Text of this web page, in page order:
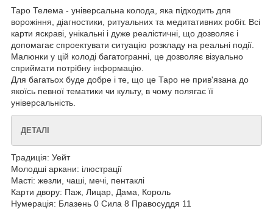
Таро Телема - універсальна колода, яка підходить для
ворожіння, діагностики, ритуальних та медитативних робіт. Всі
карти яскраві, унікальні і дуже реалістичні, що дозволяє і
допомагає спроектувати ситуацію розкладу на реальні події.
Малюнки у цій колоді багатогранні, це дозволяє візуально
сприймати потрібну інформацію.
Для багатьох буде добре і те, що це Таро не прив'язана до
якоїсь певної тематики чи культу, в чому полягає її
універсальність.
ДЕТАЛІ
Традиція: Уейт
Молодші аркани: ілюстрації
Масті: жезли, чаші, мечі, пентаклі
Карти двору: Паж, Лицар, Дама, Король
Нумерація: Блазень 0 Сила 8 Правосуддя 11